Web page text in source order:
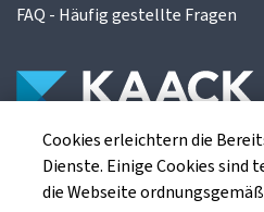
FAQ - Häufig gestellte Fragen
Die Kaack Terminhandel GmbH
Finanzdienstleistungsinstitut
Agrarterminbörsen.
Cookies erleichtern die
Dienste. Einige Cookies sind
die Webseite